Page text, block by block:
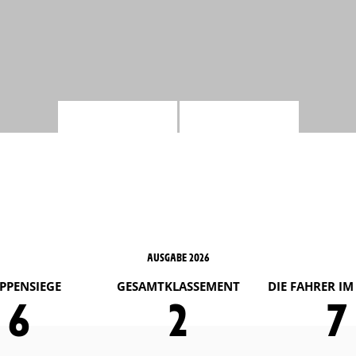
AUSGABE 2026
6
GESAMTKLASSEMENT
2
DIE FAHRER
7